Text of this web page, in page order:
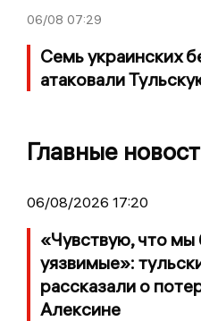
06/08 07:29
Семь украинских
атаковали
Главные
06/08/2026 17:20
«Чувствую, что
уязвимые»:
рассказали о
Алексине